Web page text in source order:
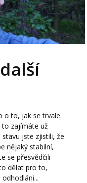
o to, jak se trvale
to zajímáte už
jste zjistili, že
nějaký stabilní,
se přesvědčili
dělat pro to,